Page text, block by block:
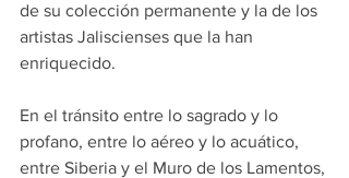
de su colección permanente y la de los
artistas Jaliscienses que la han
enriquecido.
En el tránsito entre lo sagrado y lo
profano, entre lo aéreo y lo acuático,
entre Siberia y el Muro de los Lamentos,